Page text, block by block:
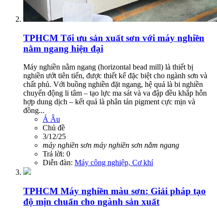
TPHCM Tối ưu sản xuất sơn với máy nghiền
nằm ngang hiện đại
Máy nghiền nằm ngang (horizontal bead mill) là thiết bị
nghiền ướt tiên tiến, được thiết kế đặc biệt cho ngành sơn và
chất phủ. Với buồng nghiền đặt ngang, hệ quả là bi nghiền
chuyển động li tâm – tạo lực ma sát và va đập đều khắp hỗn
hợp dung dịch – kết quả là phân tán pigment cực mịn và
đồng...
Á Âu
Chủ đề
3/12/25
máy nghiền sơn máy nghiền sơn nằm ngang
Trả lời: 0
Diễn đàn: Máy công nghiệp, Cơ khí
TPHCM Máy nghiền màu sơn: Giải pháp tạo
độ mịn chuẩn cho ngành sản xuất